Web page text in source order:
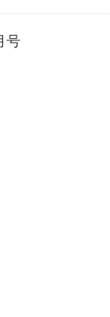
号